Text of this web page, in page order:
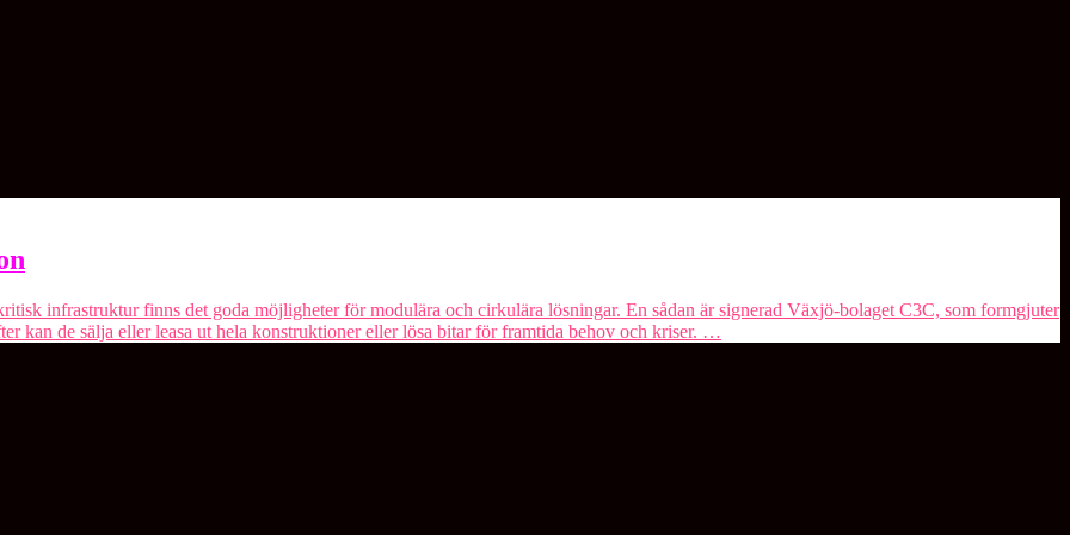
infrastruktur finns det goda möjligheter för modulära och cirkulära lösningar. En sådan är signerad Växjö-bolaget ⁠C3C⁠, som formgjuter
kan de sälja eller leasa ut hela konstruktioner eller lösa bitar för framtida behov och kriser. …